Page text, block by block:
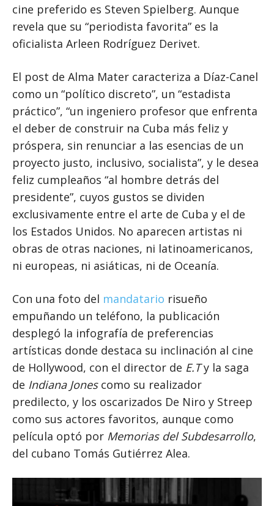
cine preferido es Steven Spielberg. Aunque
revela que su “periodista favorita” es la
oficialista Arleen Rodríguez Derivet.
El post de Alma Mater caracteriza a Díaz-Canel
como un “político discreto”, un “estadista
práctico”, “un ingeniero profesor que enfrenta
el deber de construir na Cuba más feliz y
próspera, sin renunciar a las esencias de un
proyecto justo, inclusivo, socialista”, y le desea
feliz cumpleaños “al hombre detrás del
presidente”, cuyos gustos se dividen
exclusivamente entre el arte de Cuba y el de
los Estados Unidos. No aparecen artistas ni
obras de otras naciones, ni latinoamericanos,
ni europeas, ni asiáticas, ni de Oceanía.
Con una foto del mandatario risueño
empuñando un teléfono, la publicación
desplegó la infografía de preferencias
artísticas donde destaca su inclinación al cine
de Hollywood, con el director de E.Ty la saga
de Indiana Jonescomo su realizador
predilecto, y los oscarizados De Niro y Streep
como sus actores favoritos, aunque como
película optó por Memorias del Subdesarrollo,
del cubano Tomás Gutiérrez Alea.